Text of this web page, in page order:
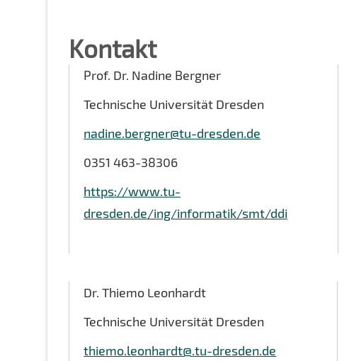
Kontakt
Prof. Dr. Nadine Bergner
Technische Universität Dresden
nadine.bergner@tu-dresden.de
0351 463-38306
https://www.tu-
dresden.de/ing/informatik/smt/ddi
Dr. Thiemo Leonhardt
Technische Universität Dresden
thiemo.leonhardt@.tu-dresden.de